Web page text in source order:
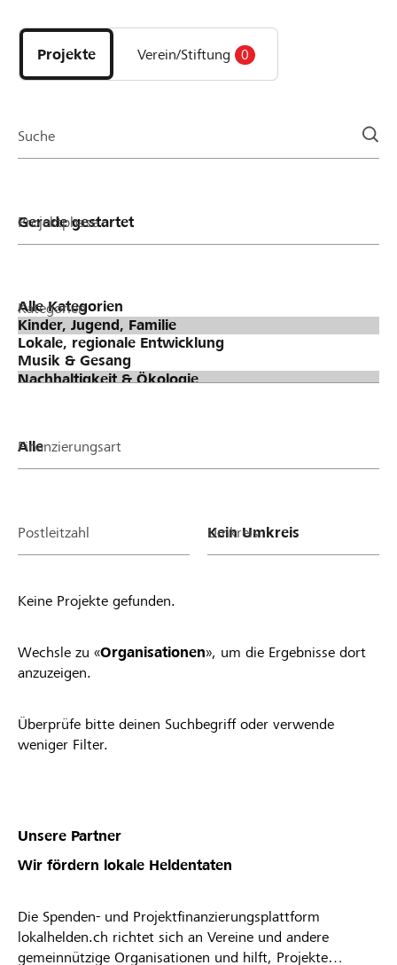
DE FR IT
Projekte
und
Organisationen
Projekte Verein/Stiftung 0
Suche
Projektphase
Kategorien
Finanzierungsart
Postleitzahl Umkreis
Keine Projekte gefunden.
Wechsle zu «Organisationen», um die Ergebnisse dort
anzuzeigen.
Überprüfe bitte deinen Suchbegriff oder verwende
weniger Filter.
Unsere Partner
Wir fördern lokale Heldentaten
Die Spenden- und Projektfinanzierungsplattform
lokalhelden.ch richtet sich an Vereine und andere
gemeinnützige Organisationen und hilft, Projekte